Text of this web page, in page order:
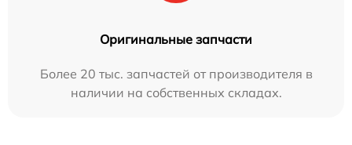
Оригинальные запчасти
Более 20 тыс. запчастей от производителя в
наличии на собственных складах.